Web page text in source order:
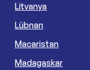
Litvanya
Lübnan
Macaristan
Madagaskar